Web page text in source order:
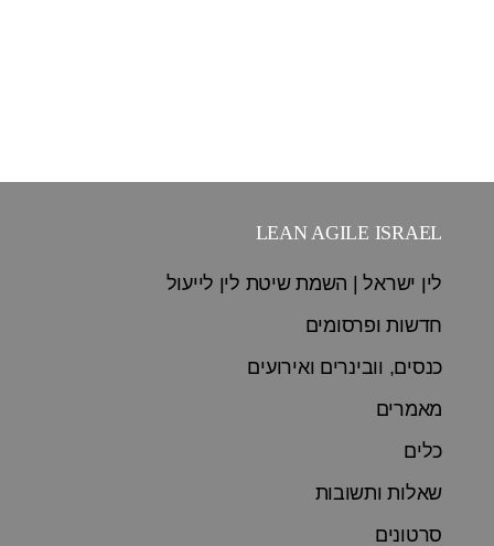
LEAN AGILE ISRAEL
לין ישראל | השמת שיטת לין לייעול
חדשות ופרסומים
כנסים, וובינרים ואירועים
מאמרים
כלים
שאלות ותשובות
סרטונים